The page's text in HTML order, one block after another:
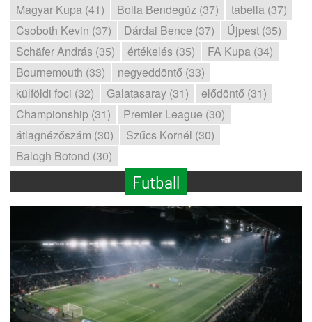
Magyar Kupa (41)
Bolla Bendegúz (37)
tabella (37)
Csoboth Kevin (37)
Dárdai Bence (37)
Újpest (35)
Schäfer András (35)
értékelés (35)
FA Kupa (34)
Bournemouth (33)
negyeddöntő (33)
külföldi foci (32)
Galatasaray (31)
elődöntő (31)
Championship (31)
Premier League (30)
átlagnézőszám (30)
Szűcs Kornél (30)
Balogh Botond (30)
Futball